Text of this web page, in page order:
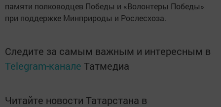
памяти полководцев Победы и «Волонтеры Победы»
при поддержке Минприроды и Рослесхоза.
Следите за самым важным и интересным в
Telegram-канале Татмедиа
Читайте новости Татарстана в